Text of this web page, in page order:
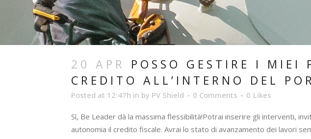
20 APR
POSSO GESTIRE I MIEI
CREDITO ALL’INTERNO DEL
Posted at 12:47h in by PV Shield 0 Comments 0 Likes
Sì, Be Leader dà la massima flessibilità!Potrai inserire gli interventi,
autonomia il credito fiscale. Avrai lo stato di avanzamento dei lavori